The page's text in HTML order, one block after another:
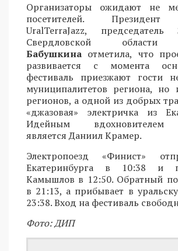
Организаторы ожидают не
посетителей. Президент
UralTerraJazz, председатель
Свердловской
Бабушкина отметила, что
развивается с момента
фестиваль приезжают гости
муниципалитетов региона, но
регионов, а одной из добрых
«джазовая» электричка из
Идейным вдохновителем
является Даниил Крамер.
Электропоезд «Финист»
Екатеринбурга в 10:38 и
Камышлов в 12:50. Обратный
в 21:13, а прибывает в
23:38. Вход на фестиваль
Фото: ДИП